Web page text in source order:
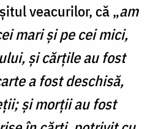
veacurilor, că „am
mari și pe cei mici,
și cărțile au fost
a fost deschisă,
și morții au fost